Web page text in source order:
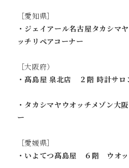
［愛知県］
・ジェイアール名古屋タカシマ
ッチリペアコーナー
［大阪府）
・髙島屋 泉北店 ２階 時計サロ
・タカシマヤウオッチメゾン大
ー
［愛媛県］
・いよてつ髙島屋 ６階 ウオッ